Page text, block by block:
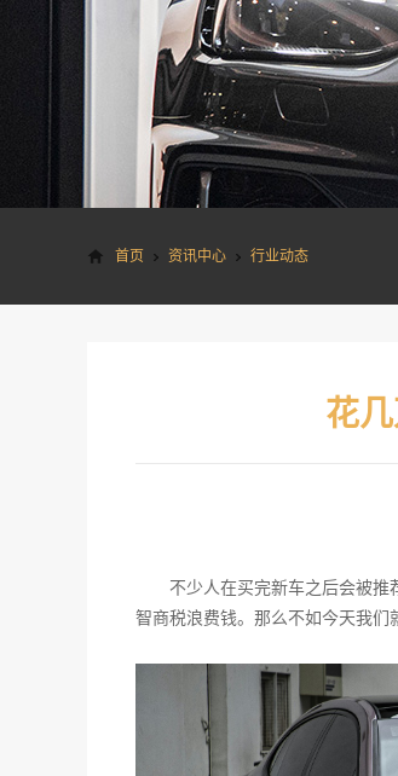
首页 资讯中心 行业动态
花
不少人在买完新车之后会被
智商税浪费钱。那么不如今天我们